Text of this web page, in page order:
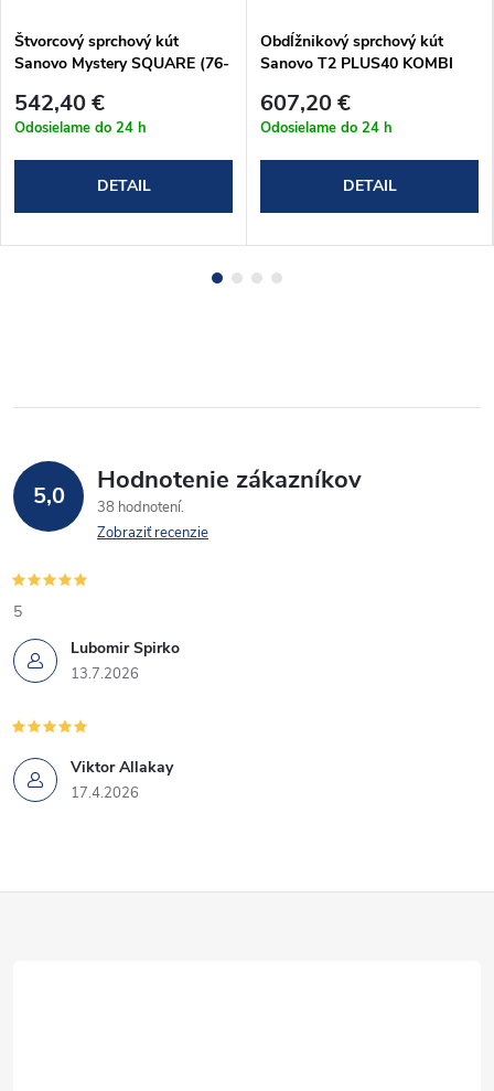
Štvorcový sprchový kút
Sanovo Mystery SQUARE (76-
(MYSSQ_8585C)
542,40 €
Odosielame do 24 h
DETAIL
Obdĺžnikový sprchový kút
Sanovo T2 PLUS40 KOMBI
(T2P40K_110100C)
607,20 €
Odosielame do 24 h
DETAIL
5,0 Hodnotenie zákazníkov
38 hodnotení
Zobraziť recenzie
Lubomir Spirko
13.7.2026
5
Viktor Allakay
17.4.2026